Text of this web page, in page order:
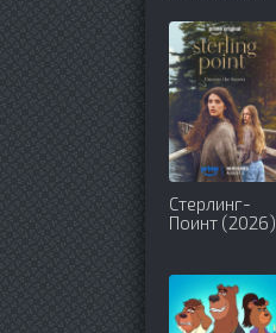
Стерлинг-
Поинт (2026)